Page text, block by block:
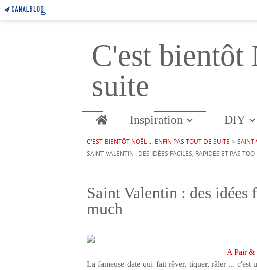
C'est bientôt
suite
Home Inspiration DIY
C'EST BIENTÔT NOËL ... ENFIN PAS TOUT DE SUITE > SAINT
SAINT VALENTIN : DES IDÉES FACILES, RAPIDES ET PAS
Saint Valentin : des idées
much
A Pair &
La fameuse date qui fait rêver, tiquer, râler ... c'est